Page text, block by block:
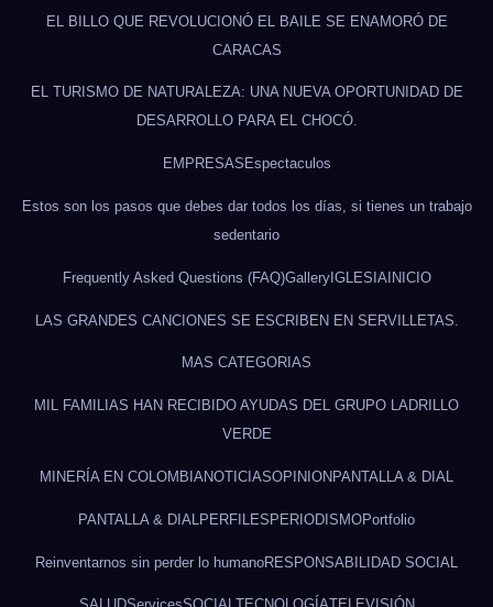
EL BILLO QUE REVOLUCIONÓ EL BAILE SE ENAMORÓ DE
CARACAS
EL TURISMO DE NATURALEZA: UNA NUEVA OPORTUNIDAD DE
DESARROLLO PARA EL CHOCÓ.
EMPRESAS Espectaculos
Estos son los pasos que debes dar todos los días, si tienes un trabajo
sedentario
Frequently Asked Questions (FAQ)GalleryIGLESIA INICIO
LAS GRANDES CANCIONES SE ESCRIBEN EN SERVILLETAS.
MAS CATEGORIAS
MIL FAMILIAS HAN RECIBIDO AYUDAS DEL GRUPO LADRILLO
VERDE
MINERÍA EN COLOMBIA NOTICIASOPINION PANTALLA & DIAL
PANTALLA & DIAL PERFILESPERIODISMOPortfolio
Reinventarnos sin perder lo humanoRESPONSABILIDAD SOCIAL